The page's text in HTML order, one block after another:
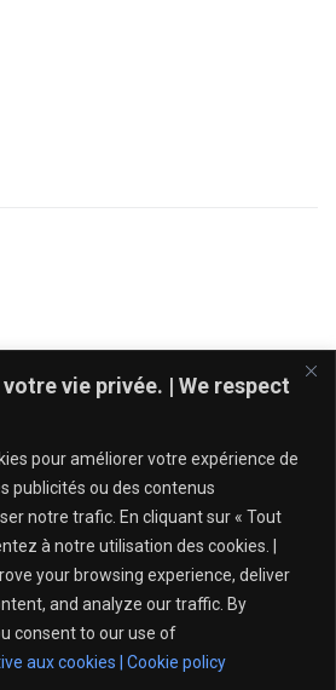
vie privée. | We respect
pour améliorer votre expérience de
publicités ou des contenus
notre trafic. En cliquant sur « Tout
à notre utilisation des cookies. |
your browsing experience, deliver
and analyze our traffic. By
consent to our use of
aux cookies | Cookie policy